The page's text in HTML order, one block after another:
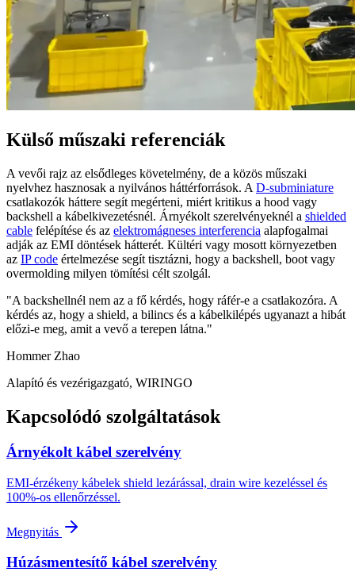
Külső műszaki referenciák
A vevői rajz az elsődleges követelmény, de a közös műszaki
nyelvhez hasznosak a nyilvános háttérforrások. A D-subminiature
csatlakozók háttere segít megérteni, miért kritikus a hood vagy
backshell a kábelkivezetésnél. Árnyékolt szerelvényeknél a shielded
cable felépítése és az elektromágneses interferencia alapfogalmai
adják az EMI döntések hátterét. Kültéri vagy mosott környezetben
az IP code értelmezése segít tisztázni, hogy a backshell, boot vagy
overmolding milyen tömítési célt szolgál.
"A backshellnél nem az a fő kérdés, hogy ráfér-e a csatlakozóra. A
kérdés az, hogy a shield, a bilincs és a kábelkilépés ugyanazt a hibát
előzi-e meg, amit a vevő a terepen látna."
Hommer Zhao
Alapító és vezérigazgató, WIRINGO
Kapcsolódó szolgáltatások
Árnyékolt kábel szerelvény
EMI-érzékeny kábelek shield lezárással, drain wire kezeléssel és
100%-os ellenőrzéssel.
Megnyitás
Húzásmentesítő kábel szerelvény